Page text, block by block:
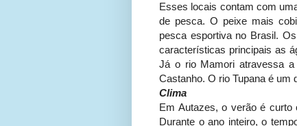
Esses locais contam com
de pesca. O peixe mais
pesca esportiva no Brasil.
características principais as
Já o rio Mamori atravessa
Castanho. O rio Tupana é um
Clima
Em Autazes, o verão é curto
Durante o ano inteiro, o